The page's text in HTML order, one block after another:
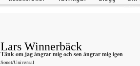
Lars Winnerbäck
Tänk om jag ångrar mig och sen ångrar mig igen
Sonet/Universal